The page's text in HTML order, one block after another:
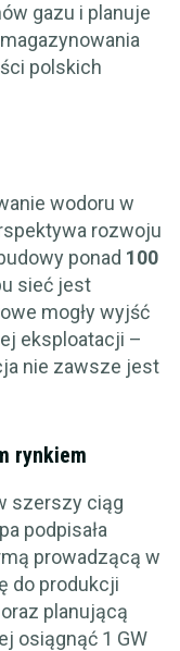
gazu i planuje
polskich
wodoru w
rozwoju
ponad 100
sieć jest
mogły wyjść
eksploatacji –
nie zawsze jest
rynkiem
szerszy ciąg
podpisała
prowadzącą w
do produkcji
planującą
osiągnąć 1 GW